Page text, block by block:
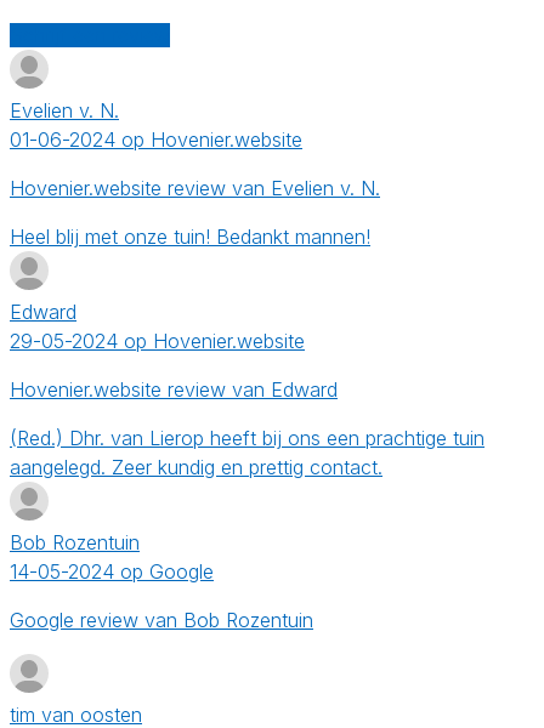
Evelien v. N.
01-06-2024 op Hovenier.website
Hovenier.website review van Evelien v. N.
Heel blij met onze tuin! Bedankt mannen!
Edward
29-05-2024 op Hovenier.website
Hovenier.website review van Edward
(Red.) Dhr. van Lierop heeft bij ons een prachtige tuin
aangelegd. Zeer kundig en prettig contact.
Bob Rozentuin
14-05-2024 op Google
Google review van Bob Rozentuin
tim van oosten